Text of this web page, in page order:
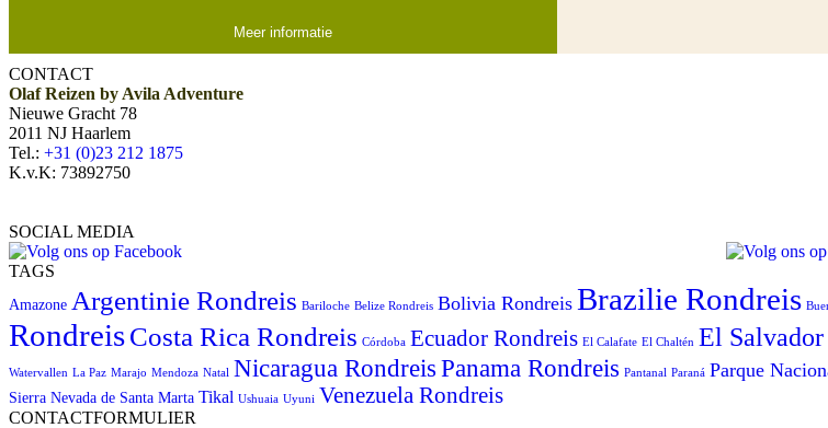
Meer informatie
CONTACT
Olaf Reizen by Avila Adventure
Nieuwe Gracht 78
2011 NJ Haarlem
Tel.: +31 (0)23 212 1875
K.v.K: 73892750
SOCIAL MEDIA
TAGS
Amazone Argentinie Rondreis Bariloche Belize Rondreis Bolivia Rondreis Brazilie Rondreis
RondreisCosta Rica Rondreis Córdoba Ecuador Rondreis El Calafate El Chaltén El
Watervallen La Paz Marajo Mendoza Natal Nicaragua Rondreis Panama Rondreis Pantanal Paraná Parque
Sierra Nevada de Santa Marta Tikal Ushuaia Uyuni Venezuela Rondreis
CONTACTFORMULIER